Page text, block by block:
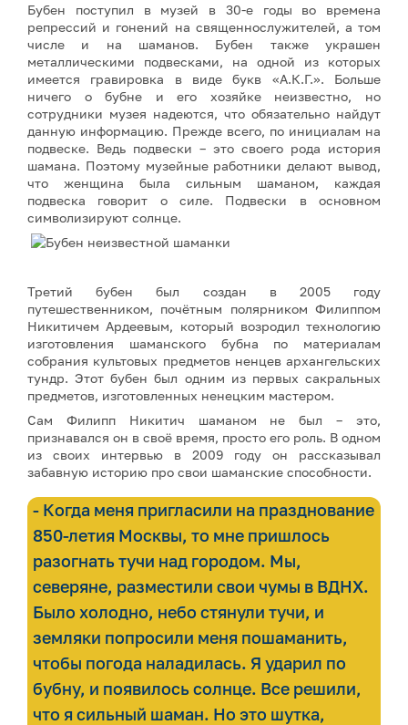
Бубен поступил в музей в 30-е годы во времена
репрессий и гонений на священнослужителей, а том
числе и на шаманов. Бубен также украшен
металлическими подвесками, на одной из которых
имеется гравировка в виде букв «А.К.Г.». Больше
ничего о бубне и его хозяйке неизвестно, но
сотрудники музея надеются, что обязательно найдут
данную информацию. Прежде всего, по инициалам на
подвеске. Ведь подвески – это своего рода история
шамана. Поэтому музейные работники делают вывод,
что женщина была сильным шаманом, каждая
подвеска говорит о силе. Подвески в основном
символизируют солнце.
Третий бубен был создан в 2005 году
путешественником, почётным полярником Филиппом
Никитичем Ардеевым, который возродил технологию
изготовления шаманского бубна по материалам
собрания культовых предметов ненцев архангельских
тундр. Этот бубен был одним из первых сакральных
предметов, изготовленных ненецким мастером.
Сам Филипп Никитич шаманом не был – это,
признавался он в своё время, просто его роль. В одном
из своих интервью в 2009 году он рассказывал
забавную историю про свои шаманские способности.
- Когда меня пригласили на празднование
850-летия Москвы, то мне пришлось
разогнать тучи над городом. Мы,
северяне, разместили свои чумы в ВДНХ.
Было холодно, небо стянули тучи, и
земляки попросили меня пошаманить,
чтобы погода наладилась. Я ударил по
бубну, и появилось солнце. Все решили,
что я сильный шаман. Но это шутка,